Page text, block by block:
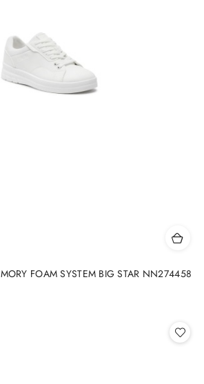
FOAM SYSTEM BIG STAR NN274458